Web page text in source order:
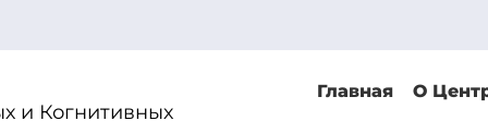
и Когнитивных
Главная О